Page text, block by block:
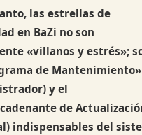
las estrellas de
en BaZi no son
«villanos y estrés»;
de Mantenimiento»
y el
de
indispensables del